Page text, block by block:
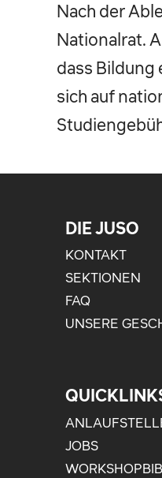
Nach der
Nationalrat.
dass Bildung
sich auf
DIE JUSO
KONTAKT
SEKTIONEN
FAQ
UNSERE
JOBS